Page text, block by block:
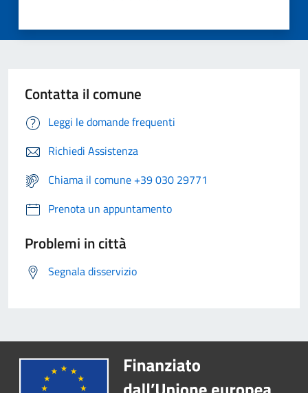
Contatta il comune
Leggi le domande frequenti
Richiedi Assistenza
Chiama il comune +39 030 29771
Prenota un appuntamento
Problemi in città
Segnala disservizio